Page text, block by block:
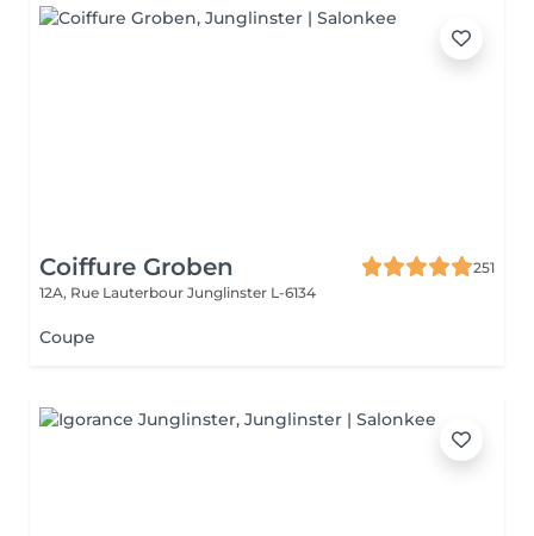
Coiffure Groben
251
12A, Rue Lauterbour Junglinster L-6134
Coupe